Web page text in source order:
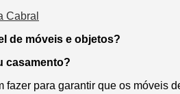
Cabral
de móveis e objetos?
casamento?
para garantir que os móveis